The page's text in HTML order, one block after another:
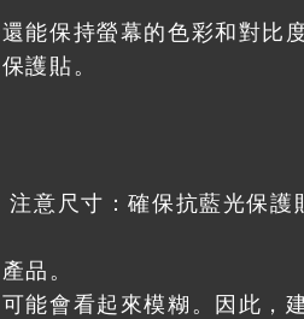
能保持螢幕的色彩和對比
護貼。
意尺寸：確保抗藍光保護
品。
能會看起來模糊。因此，